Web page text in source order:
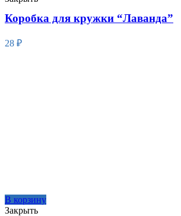
Коробка для кружки “Лаванда”
28 ₽
В корзину
Закрыть